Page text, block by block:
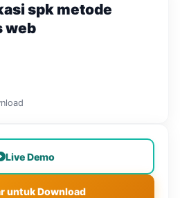
spk metode
web
Live Demo
untuk Download